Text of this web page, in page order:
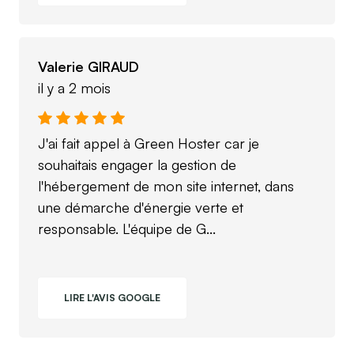
Valerie GIRAUD
il y a 2 mois
J'ai fait appel à Green Hoster car je
souhaitais engager la gestion de
l'hébergement de mon site internet, dans
une démarche d'énergie verte et
responsable. L'équipe de G...
LIRE L'AVIS GOOGLE